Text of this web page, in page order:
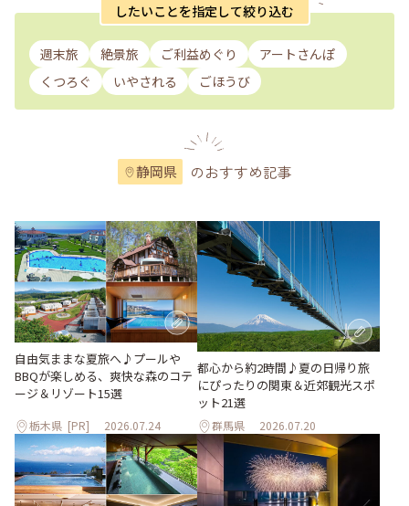
したいことを指定して絞り込む
週末旅 絶景旅 ご利益めぐり
アートさんぽ
くつろぐ
いやされる ごほうび
静岡県 のおすすめ記事
自由気ままな夏旅へ♪プールや
BBQが楽しめる、爽快な森のコテ
ージ＆リゾート15選
栃木県 [PR] 2026.07.24
都心から約2時間♪夏の日帰り旅
にぴったりの関東＆近郊観光スポ
ット21選
群馬県 2026.07.20